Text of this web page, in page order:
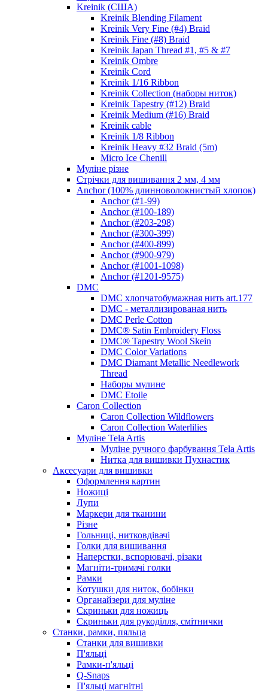
Kreinik (США)
Kreinik Blending Filament
Kreinik Very Fine (#4) Braid
Kreinik Fine (#8) Braid
Kreinik Japan Thread #1, #5 & #7
Kreinik Ombre
Kreinik Cord
Kreinik 1/16 Ribbon
Kreinik Collection (наборы ниток)
Kreinik Tapestry (#12) Braid
Kreinik Medium (#16) Braid
Kreinik cable
Kreinik 1/8 Ribbon
Kreinik Heavy #32 Braid (5m)
Micro Ice Chenill
Муліне різне
Стрічки для вишивання 2 мм, 4 мм
Anchor (100% длинноволокнистый хлопок)
Anchor (#1-99)
Anchor (#100-189)
Anchor (#203-298)
Anchor (#300-399)
Anchor (#400-899)
Anchor (#900-979)
Anchor (#1001-1098)
Anchor (#1201-9575)
DMC
DMC хлопчатобумажная нить art.177
DMC - металлизированая нить
DMC Perle Cotton
DMC® Satin Embroidery Floss
DMC® Tapestry Wool Skein
DMC Color Variations
DMC Diamant Metallic Needlework
Thread
Наборы мулине
DMC Etoile
Caron Collection
Caron Collection Wildflowers
Caron Collection Waterlilies
Муліне Tela Artis
Муліне ручного фарбування Tela Artis
Нитка для вишивки Пухнастик
Аксесуари для вишивки
Оформлення картин
Ножиці
Лупи
Маркери для тканини
Різне
Гольниці, нитковдівачі
Голки для вишивання
Наперстки, вспорювачі, різаки
Магніти-тримачі голки
Рамки
Котушки для ниток, бобінки
Органайзери для муліне
Скриньки для ножиць
Скриньки для рукоділля, смітнички
Станки, рамки, пяльца
Станки для вишивки
П'яльці
Рамки-п'яльці
Q-Snaps
П'яльці магнітні